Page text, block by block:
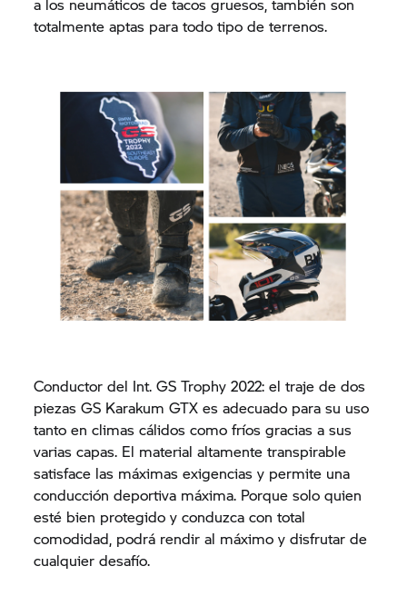
totalmente aptas para todo tipo de terrenos.
Conductor del Int.GS Trophy 2022: el traje de dos
piezas GS Karakum GTX es adecuado para su uso
tanto en climas cálidos como fríos gracias a sus
varias capas. El material altamente transpirable
satisface las máximas exigencias y permite una
conducción deportiva máxima. Porque solo quien
esté bien protegido y conduzca con total
comodidad, podrá rendir al máximo y disfrutar de
cualquier desafío.